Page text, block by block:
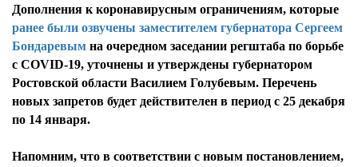
Дополнения к коронавирусным ограничениям, которые
ранее были озвучены заместителем губернатора Сергеем
Бондаревым на очередном заседании регштаба по борьбе
с COVID-19, уточнены и утверждены губернатором
Ростовской области Василием Голубевым. Перечень
новых запретов будет действителен в период с 25 декабря
по 14 января.
Напомним, что в соответствии с новым постановлением,